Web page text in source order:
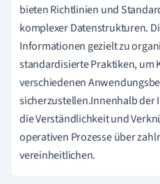
bieten Richtlinien und
komplexer Datenstrukturen.
Informationen gezielt zu
standardisierte Praktiken, um
verschiedenen
sicherzustellen.Innenhalb der
die Verständlichkeit und
operativen Prozesse über
vereinheitlichen.